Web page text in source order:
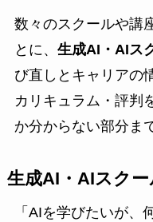
数々のスクールや講
とに、 生成AI・AIス
び直しとキャリアの
カリキュラム・評判
か分からない部分ま
生成AI・AIスクー
「AIを学びたいが、